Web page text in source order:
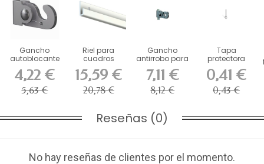
Gancho
autoblocante
para barra de
4 x 4...
4,22 €
5,63 €
Riel para
cuadros
Classic+,
capacidad
de...
15,59 €
20,78 €
Gancho
antirrobo para
varilla de 4 x 4
mm...
7,11 €
8,12 €
Tapa
protectora
para varilla de
4 x 4 mm...
0,41 €
0,43 €
Reseñas (0)
No hay reseñas de clientes por el momento.